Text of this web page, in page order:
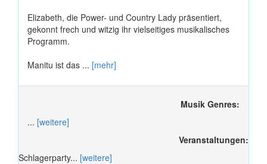
Elizabeth, die Power- und Country Lady präsentiert,
gekonnt frech und witzig ihr vielseitiges musikalisches
Programm.
Manitu ist das ... [mehr]
Musik Genres:
... [weitere]
Veranstaltungen:
Schlagerparty... [weitere]